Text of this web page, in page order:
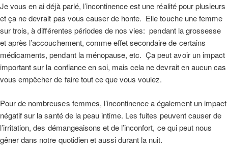
Je vous en ai déjà parlé, l’incontinence est une réalité pour plusieurs
et ça ne devrait pas vous causer de honte. Elle touche une femme
sur trois, à différentes périodes de nos vies: pendant la grossesse
et après l’accouchement, comme effet secondaire de certains
médicaments, pendant la ménopause, etc. Ça peut avoir un impact
important sur la confiance en soi, mais cela ne devrait en aucun cas
vous empêcher de faire tout ce que vous voulez.
Pour de nombreuses femmes, l’incontinence a également un impact
négatif sur la santé de la peau intime. Les fuites peuvent causer de
l’irritation, des démangeaisons et de l’inconfort, ce qui peut nous
gêner dans notre quotidien et aussi durant la nuit.